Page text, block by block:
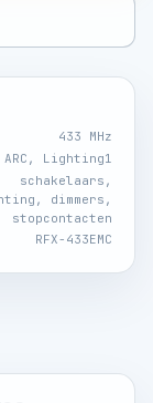
433 MHz
ARC, Lighting1
schakelaars,
dimmers,
stopcontacten
RFX-433EMC